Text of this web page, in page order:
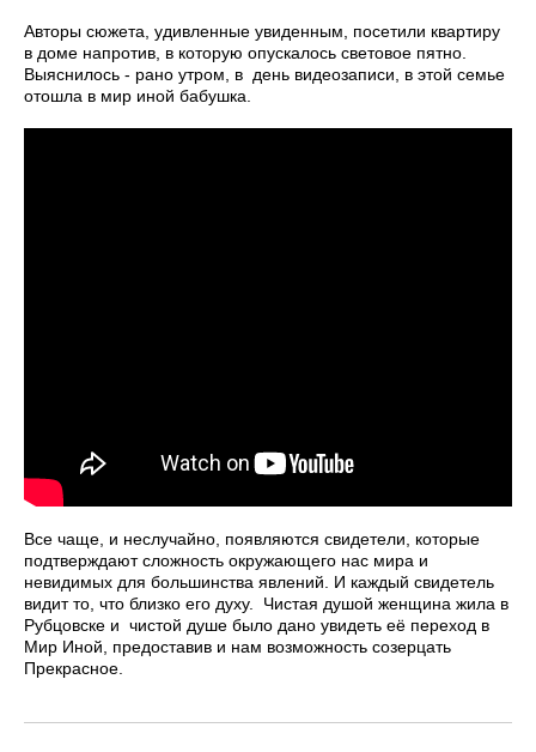
Авторы сюжета, удивленные увиденным, посетили квартиру
в доме напротив, в которую опускалось световое пятно.
Выяснилось - рано утром, в день видеозаписи, в этой семье
отошла в мир иной бабушка.
Все чаще, и неслучайно, появляются свидетели, которые
подтверждают сложность окружающего нас мира и
невидимых для большинства явлений. И каждый свидетель
видит то, что близко его духу. Чистая душой женщина жила в
Рубцовске и чистой душе было дано увидеть её переход в
Мир Иной, предоставив и нам возможность созерцать
Прекрасное.